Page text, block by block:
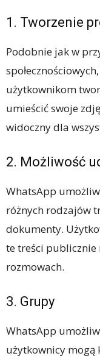
1. Tworzenie
Podobnie jak w
użytkownikom
umieścić swoje
widoczny dla
2. Możliwość
WhatsApp
różnych rodzajów
dokumenty.
te treści
rozmowach.
3. Grupy
WhatsApp
użytkownicy